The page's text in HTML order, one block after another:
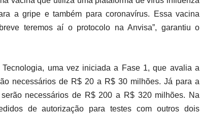
a gripe e também para coronavírus. Essa vacina
teremos aí o protocolo na Anvisa”, garantiu o
uma vez iniciada a Fase 1, que avalia a
necessários de R$ 20 a R$ 30 milhões. Já para a
necessários de R$ 200 a R$ 320 milhões. Na
de autorização para testes com outros dois